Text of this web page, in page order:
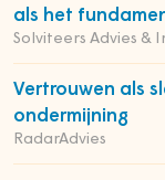
als het
Solviteers Advies &
Vertrouwen als
ondermijning
RadarAdvies